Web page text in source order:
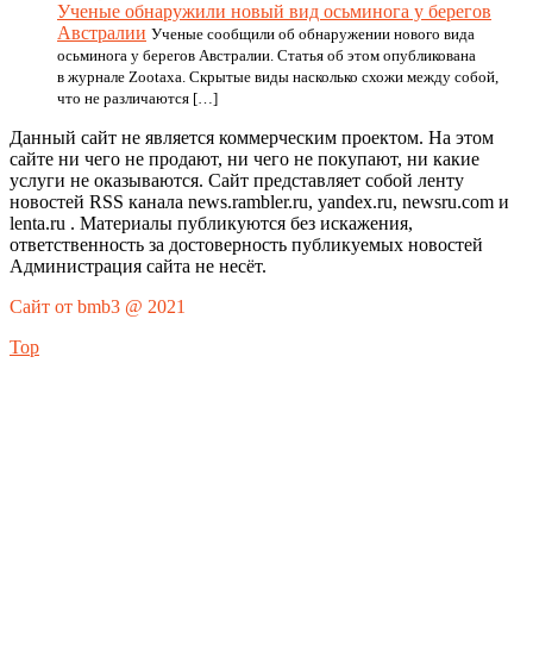
Ученые обнаружили новый вид осьминога у берегов
Австралии Ученые сообщили об обнаружении нового вида
осьминога у берегов Австралии. Статья об этом опубликована
в журнале Zootaxa. Скрытые виды насколько схожи между собой,
что не различаются […]
Данный сайт не является коммерческим проектом. На этом
сайте ни чего не продают, ни чего не покупают, ни какие
услуги не оказываются. Сайт представляет собой ленту
новостей RSS канала news.rambler.ru, yandex.ru, newsru.com и
lenta.ru . Материалы публикуются без искажения,
ответственность за достоверность публикуемых новостей
Администрация сайта не несёт.
Сайт от bmb3 @ 2021
Top